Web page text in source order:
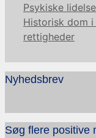
Psykiske
Historisk dom
rettigheder
Nyhedsbrev
Søg flere positive